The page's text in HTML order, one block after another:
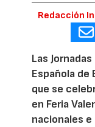
Redacción
Las
Española de
que se
en Feria
nacionales